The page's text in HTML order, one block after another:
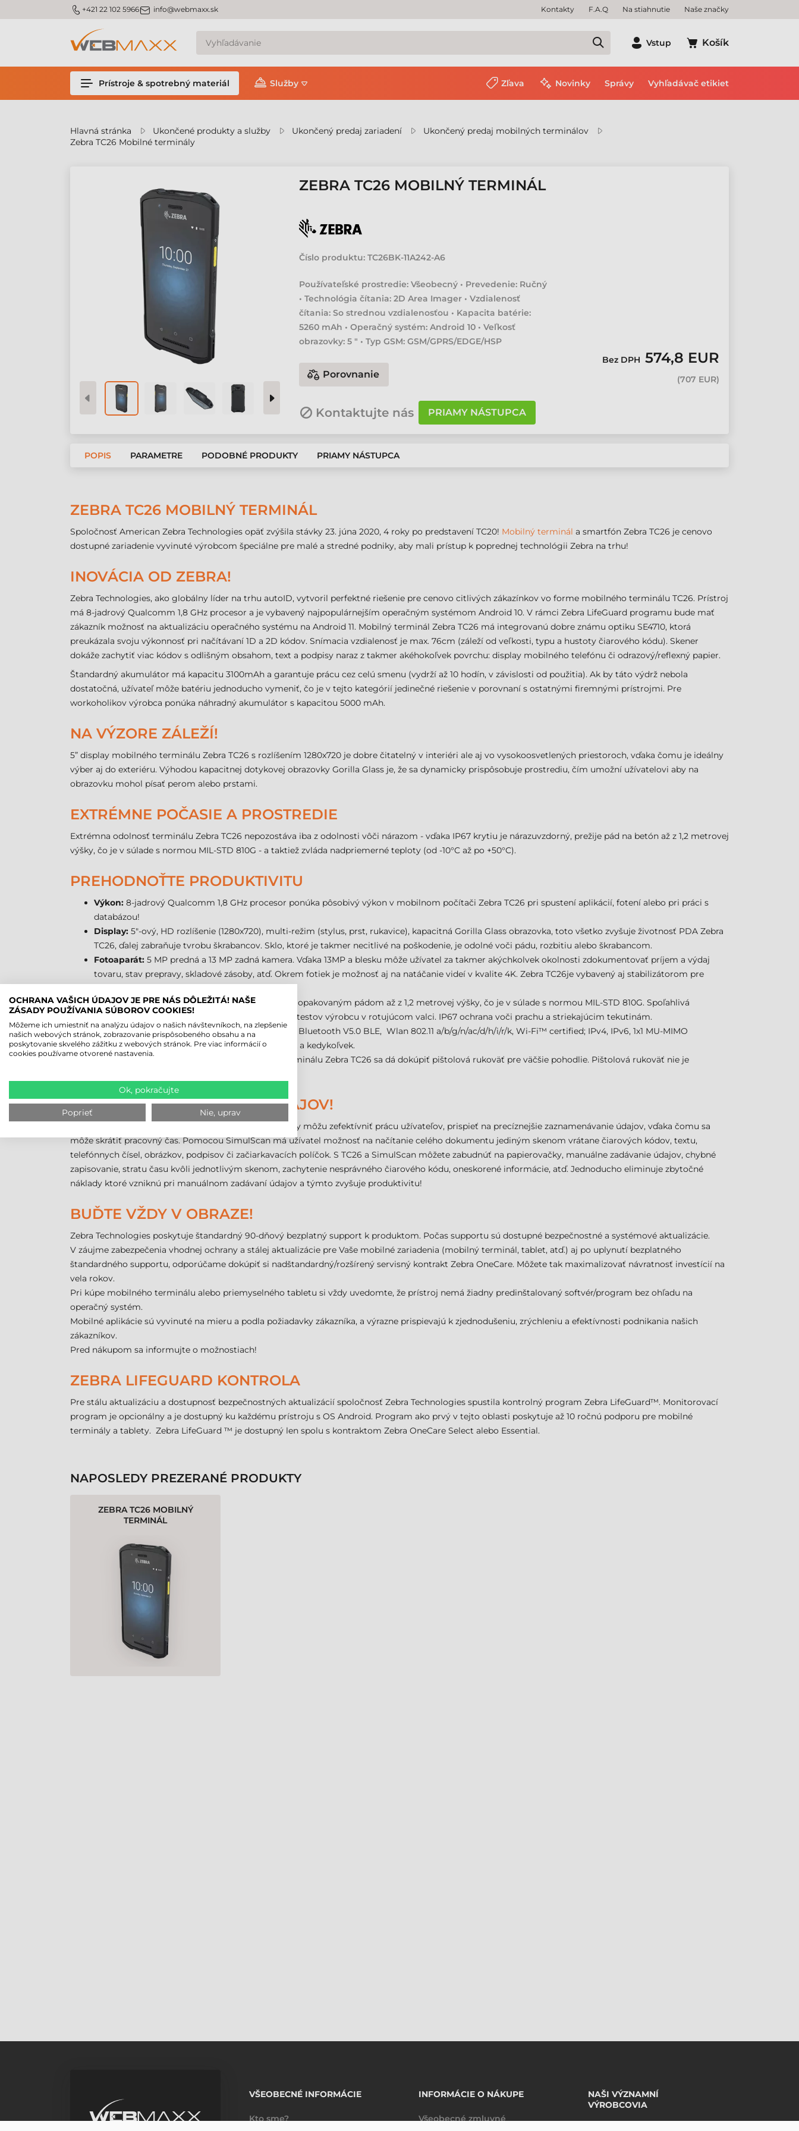
m_phone +421 22 102 5966m_email info@webmaxx.sk Kontakty F.A.Q Na stiahnutie Naše značky
Vstup Košík
Prístroje & spotrebný materiál Služby Zľava Novinky Správy Vyhľadávač etikiet
Hlavná stránka Ukončené produkty a služby Ukončený predaj zariadení
Ukončený predaj mobilných terminálov
Zebra TC26 Mobilné terminály
ZEBRA TC26 MOBILNÝ TERMINÁL
Číslo produktu: TC26BK-11A242-A6
Používateľské prostredie: Všeobecný • Prevedenie: Ručný
• Technológia čítania: 2D Area Imager • Vzdialenosť
čítania: So strednou vzdialenosťou • Kapacita batérie:
5260 mAh • Operačný systém: Android 10 • Veľkosť
obrazovky: 5 " • Typ GSM: GSM/GPRS/EDGE/HSP
Porovnanie
Bez DPH 574,8 EUR
(707 EUR)
Kontaktujte nás PRIAMY NÁSTUPCA
POPIS PARAMETRE PODOBNÉ PRODUKTY PRIAMY NÁSTUPCA
ZEBRA TC26 MOBILNÝ TERMINÁL
Spoločnosť American Zebra Technologies opäť zvýšila stávky 23. júna 2020, 4 roky po predstavení TC20! Mobilný terminál a smartfón Zebra TC26 je cenovo
dostupné zariadenie vyvinuté výrobcom špeciálne pre malé a stredné podniky, aby mali prístup k poprednej technológii Zebra na trhu!
INOVÁCIA OD ZEBRA!
Zebra Technologies, ako globálny líder na trhu autoID, vytvoril perfektné riešenie pre cenovo citlivých zákazínkov vo forme mobilného terminálu TC26. Prístroj
má 8-jadrový Qualcomm 1,8 GHz procesor a je vybavený najpopulárnejším operačným systémom Android 10. V rámci Zebra LifeGuard programu bude mať
zákazník možnosť na aktualizáciu operačného systému na Android 11. Mobilný terminál Zebra TC26 má integrovanú dobre známu optiku SE4710, ktorá
preukázala svoju výkonnosť pri načítávaní 1D a 2D kódov. Snímacia vzdialenosť je max. 76cm (záleží od veľkosti, typu a hustoty čiarového kódu). Skener
dokáže zachytiť viac kódov s odlišným obsahom, text a podpisy naraz z takmer akéhokoľvek povrchu: display mobilného telefónu či odrazový/reflexný papier.
Štandardný akumulátor má kapacitu 3100mAh a garantuje prácu cez celú smenu (vydrží až 10 hodín, v závislosti od použitia). Ak by táto výdrž nebola
dostatočná, užívateľ môže batériu jednoducho vymeniť, čo je v tejto kategórií jedinečné riešenie v porovnaní s ostatnými firemnými prístrojmi. Pre
workoholikov výrobca ponúka náhradný akumulátor s kapacitou 5000 mAh.
NA VÝZORE ZÁLEŽÍ!
5” display mobilného terminálu Zebra TC26 s rozlíšením 1280x720 je dobre čitatelný v interiéri ale aj vo vysokoosvetlených priestoroch, vďaka čomu je ideálny
výber aj do exteriéru. Výhodou kapacitnej dotykovej obrazovky Gorilla Glass je, že sa dynamicky prispôsobuje prostrediu, čím umožní užívatelovi aby na
obrazovku mohol písať perom alebo prstami.
EXTRÉMNE POČASIE A PROSTREDIE
Extrémna odolnosť terminálu Zebra TC26 nepozostáva iba z odolnosti vôči nárazom - vďaka IP67 krytiu je nárazuvzdorný, prežije pád na betón až z 1,2 metrovej
výšky, čo je v súlade s normou MIL-STD 810G - a taktiež zvláda nadpriemerné teploty (od -10°C až po +50°C).
PREHODNOŤTE PRODUKTIVITU
Výkon: 8-jadrový Qualcomm 1,8 GHz procesor ponúka pôsobivý výkon v mobilnom počítači Zebra TC26 pri spustení aplikácií, fotení alebo pri práci s
databázou!
Display: 5"-ový, HD rozlíšenie (1280x720), multi-režim (stylus, prst, rukavice), kapacitná Gorilla Glass obrazovka, toto všetko zvyšuje životnosť PDA Zebra
TC26, ďalej zabraňuje tvrobu škrabancov. Sklo, ktoré je takmer necitlivé na poškodenie, je odolné voči pádu, rozbitiu alebo škrabancom.
Fotoaparát: 5 MP predná a 13 MP zadná kamera. Vďaka 13MP a blesku môže užívatel za takmer akýchkolvek okolnosti zdokumentovať príjem a výdaj
tovaru, stav prepravy, skladové zásoby, atď. Okrem fotiek je možnosť aj na natáčanie videí v kvalite 4K. Zebra TC26je vybavený aj stabilizátorom pre
Robustnosť:Zebra TC26 mobilný terminál odolá opakovaným pádom až z 1,2 metrovej výšky, čo je v súlade s normou MIL-STD 810G. Spoľahlivá
funkčnosť aj po 300x pádoch z 0,5m výšky podla testov výrobcu v rotujúcom valci. IP67 ochrana voči prachu a striekajúcim tekutinám.
Komunikácia:terminál Zebra TC26 ponúka NFC, Bluetooth V5.0 BLE, Wlan 802.11 a/b/g/n/ac/d/h/i/r/k, Wi-Fi™ certified; IPv4, IPv6, 1x1 MU-MIMO
bezdrôtové technológie pre pripojenie kdekoľvek a kedykoľvek.
Ručná alebo pištolová verzia:
k mobilnému terminálu Zebra TC26 sa dá dokúpiť pištolová rukoväť pre väčšie pohodlie. Pištolová rukoväť nie je
REVOLÚCIA V ZACHYTENÍ ÚDAJOV!
Vďaka aplikácií SimulScan od Zebra Technologies, firmy môžu zefektívniť prácu užívateľov, prispieť na precíznejšie zaznamenávanie údajov, vďaka čomu sa
môže skrátiť pracovný čas. Pomocou SimulScan má užívatel možnosť na načítanie celého dokumentu jediným skenom vrátane čiarových kódov, textu,
telefónnych čísel, obrázkov, podpisov či začiarkavacích políčok. S TC26 a SimulScan môžete zabudnúť na papierovačky, manuálne zadávanie údajov, chybné
zapisovanie, stratu času kvôli jednotlivým skenom, zachytenie nesprávného čiarového kódu, oneskorené informácie, atď. Jednoducho eliminuje zbytočné
náklady ktoré vzniknú pri manuálnom zadávaní údajov a týmto zvyšuje produktivitu!
BUĎTE VŽDY V OBRAZE!
Zebra Technologies poskytuje štandardný 90-dňový bezplatný support k produktom. Počas supportu sú dostupné bezpečnostné a systémové aktualizácie.
V záujme zabezpečenia vhodnej ochrany a stálej aktualizácie pre Vaše mobilné zariadenia (mobilný terminál, tablet, atď.) aj po uplynutí bezplatného
štandardného supportu, odporúčame dokúpiť si nadštandardný/rozšírený servisný kontrakt Zebra OneCare. Môžete tak maximalizovať návratnosť investícií na
vela rokov.
Pri kúpe mobilného terminálu alebo priemyselného tabletu si vždy uvedomte, že prístroj nemá žiadny predinštalovaný softvér/program bez ohľadu na
operačný systém.
Mobilné aplikácie sú vyvinuté na mieru a podla požiadavky zákazníka, a výrazne prispievajú k zjednodušeniu, zrýchleniu a efektívnosti podnikania našich
zákazníkov.
Pred nákupom sa informujte o možnostiach!
ZEBRA LIFEGUARD KONTROLA
Pre stálu aktualizáciu a dostupnosť bezpečnostných aktualizácií spoločnosť Zebra Technologies spustila kontrolný program Zebra LifeGuard™. Monitorovací
program je opcionálny a je dostupný ku každému prístroju s OS Android. Program ako prvý v tejto oblasti poskytuje až 10 ročnú podporu pre mobilné
terminály a tablety. Zebra LifeGuard ™ je dostupný len spolu s kontraktom Zebra OneCare Select alebo Essential.
NAPOSLEDY PREZERANÉ PRODUKTY
ZEBRA TC26 MOBILNÝ
TERMINÁL
VŠEOBECNÉ INFORMÁCIE
Kto sme?
INFORMÁCIE O NÁKUPE
Všeobecné zmluvné
NAŠI VÝZNAMNÍ
VÝROBCOVIA
OCHRANA VAŠICH ÚDAJOV JE PRE NÁS DÔLEŽITÁ! NAŠE
ZÁSADY POUŽÍVANIA SÚBOROV COOKIES!
Môžeme ich umiestniť na analýzu údajov o našich návštevníkoch, na zlepšenie
našich webových stránok, zobrazovanie prispôsobeného obsahu a na
poskytovanie skvelého zážitku z webových stránok. Pre viac informácií o
cookies používame otvorené nastavenia.
Ok, pokračujte
Poprieť Nie, uprav